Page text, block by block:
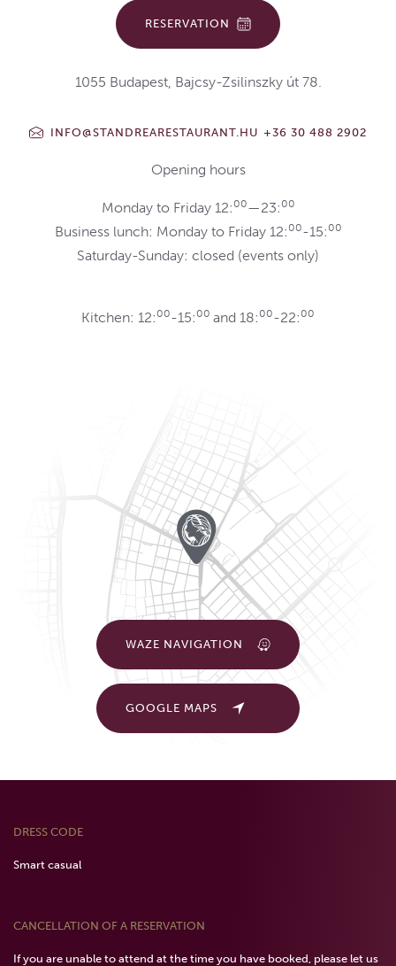
RESERVATION
1055 Budapest, Bajcsy-Zsilinszky út 78.
INFO@STANDREARESTAURANT.HU +36 30 488 2902
Opening hours
Monday to Friday 12: 00—23: 00
Business lunch: Monday to Friday 12: 00-15: 00
Saturday-Sunday: closed (events only)
Kitchen: 12: 00-15: 00 and 18: 00-22: 00
WAZE NAVIGATION
GOOGLE MAPS
DRESS CODE
Smart casual
CANCELLATION OF A RESERVATION
If you are unable to attend at the time you have booked, please let us